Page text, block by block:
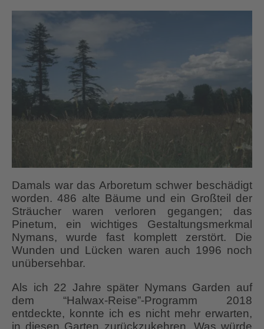
Damals war das Arboretum schwer beschädigt
worden. 486 alte Bäume und ein Großteil der
Sträucher waren verloren gegangen; das
Pinetum, ein wichtiges Gestaltungsmerkmal
Nymans, wurde fast komplett zerstört. Die
Wunden und Lücken waren auch 1996 noch
unübersehbar.
Als ich 22 Jahre später Nymans Garden auf
dem “Halwax-Reise”-Programm 2018
entdeckte, konnte ich es nicht mehr erwarten,
in diesen Garten zurückzukehren. Was würde